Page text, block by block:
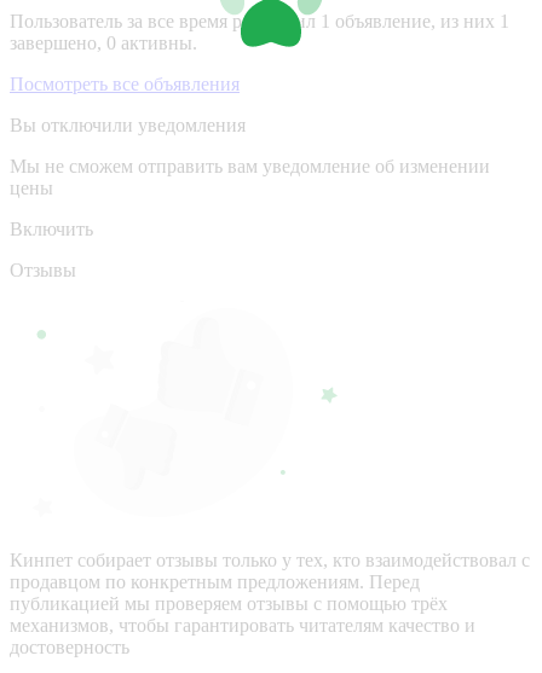
Пользователь за все время разместил 1 объявление, из них 1
завершено, 0 активны.
Посмотреть все объявления
Вы отключили уведомления
Мы не сможем отправить вам уведомление об изменении
цены
Включить
Отзывы
Кинпет собирает отзывы только у тех, кто взаимодействовал с
продавцом по конкретным предложениям. Перед
публикацией мы проверяем отзывы с помощью трёх
механизмов, чтобы гарантировать читателям качество и
достоверность